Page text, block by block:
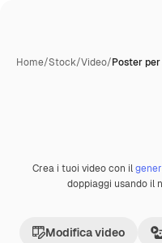
Home/Stock/Video/Poster
Crea i tuoi video con il
doppiaggi usando il
Modifica video